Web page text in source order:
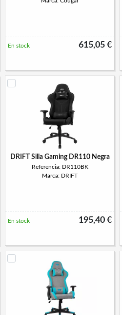
615,05 €
En stock
DRIFT Silla Gaming DR110 Negra
Referencia: DR110BK
Marca: DRIFT
195,40 €
En stock